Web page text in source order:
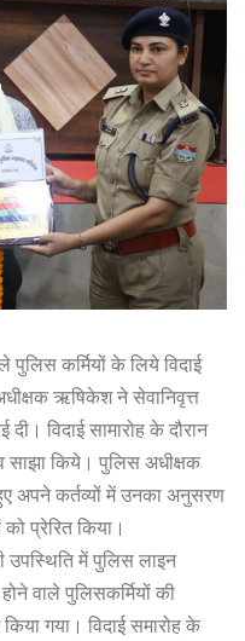
पुलिस कर्मियों के लिये विदाई
ऋषिकेश ने सेवानिवृत्त
दी। विदाई सामारोह के दौरान
साझा किये। पुलिस अधीक्षक
अपने कर्तव्यों में उनका अनुसरण
प्रेरित किया।
में पुलिस लाइन
वाले पुलिसकर्मियों की
गया। विदाई समारोह के